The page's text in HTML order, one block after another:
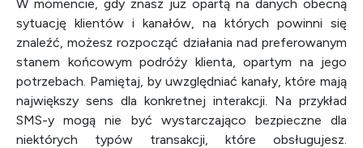
W momencie, gdy znasz już opartą na danych obecną
sytuację klientów i kanałów, na których powinni się
znaleźć, możesz rozpocząć działania nad preferowanym
stanem końcowym podróży klienta, opartym na jego
potrzebach. Pamiętaj, by uwzględniać kanały, które mają
największy sens dla konkretnej interakcji. Na przykład
SMS-y mogą nie być wystarczająco bezpieczne dla
niektórych typów transakcji, które obsługujesz.